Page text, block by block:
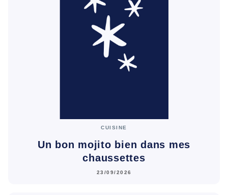
CUISINE
Un bon mojito bien dans mes
chaussettes
23/09/2026